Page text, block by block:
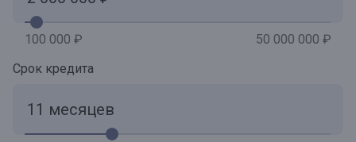
100 000 ₽
50 000 000 ₽
Срок кредита